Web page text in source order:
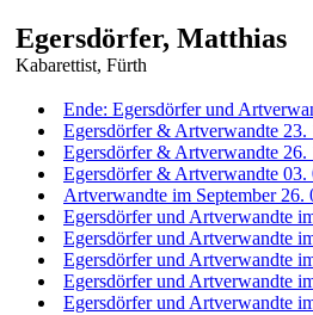
Egersdörfer, Matthias
Kabarettist, Fürth
Ende: Egersdörfer und
Egersdörfer & Artverwandte 23.
Egersdörfer & Artverwandte 26.
Egersdörfer & Artverwandte 03.
Artverwandte im September 26.
Egersdörfer und Artverwandte
Egersdörfer und Artverwandte
Egersdörfer und Artverwandte
Egersdörfer und Artverwandte
Egersdörfer und Artverwandte